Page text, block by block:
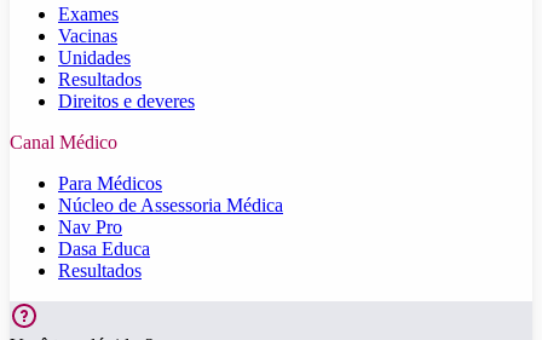
Exames
Vacinas
Unidades
Resultados
Direitos e deveres
Canal Médico
Para Médicos
Núcleo de Assessoria Médica
Nav Pro
Dasa Educa
Resultados